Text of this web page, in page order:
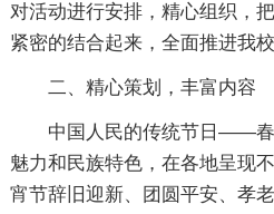
对活动进行安排，精心组织，
紧密的结合起来，全面推进我
二、精心策划，丰富内容
中国人民的传统节日——
魅力和民族特色，在各地呈现
宵节辞旧迎新、团圆平安、孝